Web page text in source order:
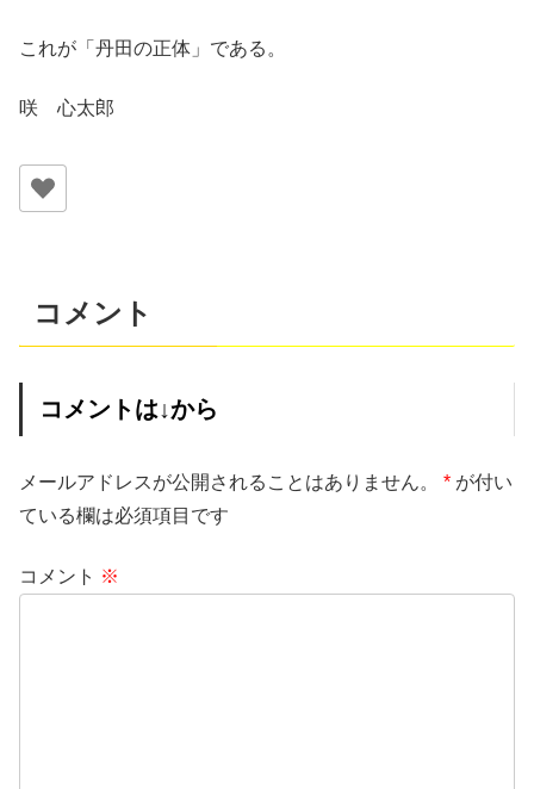
これが「丹田の正体」である。
咲 心太郎
コメント
コメントは↓から
メールアドレスが公開されることはありません。 * が付い
ている欄は必須項目です
コメント ※